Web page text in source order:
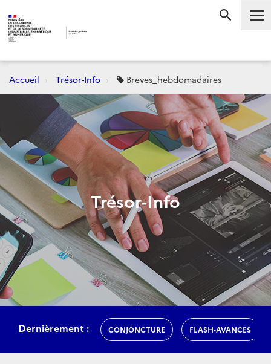
Accueil Trésor-Info Breves_hebdomadaires
Trésor-Info
Dernièrement : CONJONCTURE FLASH-AVANCES